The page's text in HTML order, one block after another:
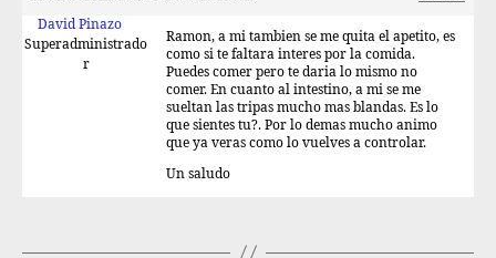
David Pinazo
Superadministrado
r
Ramon, a mi tambien se me quita el apetito, es
como si te faltara interes por la comida.
Puedes comer pero te daria lo mismo no
comer. En cuanto al intestino, a mi se me
sueltan las tripas mucho mas blandas. Es lo
que sientes tu?. Por lo demas mucho animo
que ya veras como lo vuelves a controlar.
Un saludo